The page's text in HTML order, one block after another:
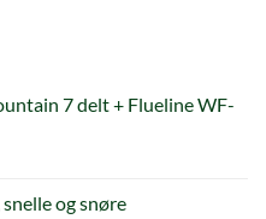
7 delt + Flueline WF-
og snøre